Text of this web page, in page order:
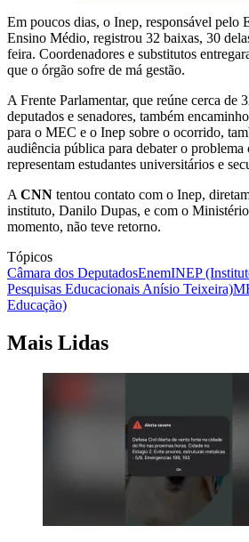
Em poucos dias, o Inep, responsável pelo
Ensino Médio, registrou 32 baixas, 30
feira. Coordenadores e substitutos
que o órgão sofre de má gestão.
A Frente Parlamentar, que reúne cerca de
deputados e senadores, também
para o MEC e o Inep sobre o ocorrido,
audiência pública para debater o problema
representam estudantes universitários e
A CNN tentou contato com o Inep,
instituto, Danilo Dupas, e com o
momento, não teve retorno.
Tópicos
Câmara dos DeputadosEnemINEP
Pesquisas Educacionais Anísio Teixeira)
Educação)
Mais Lidas